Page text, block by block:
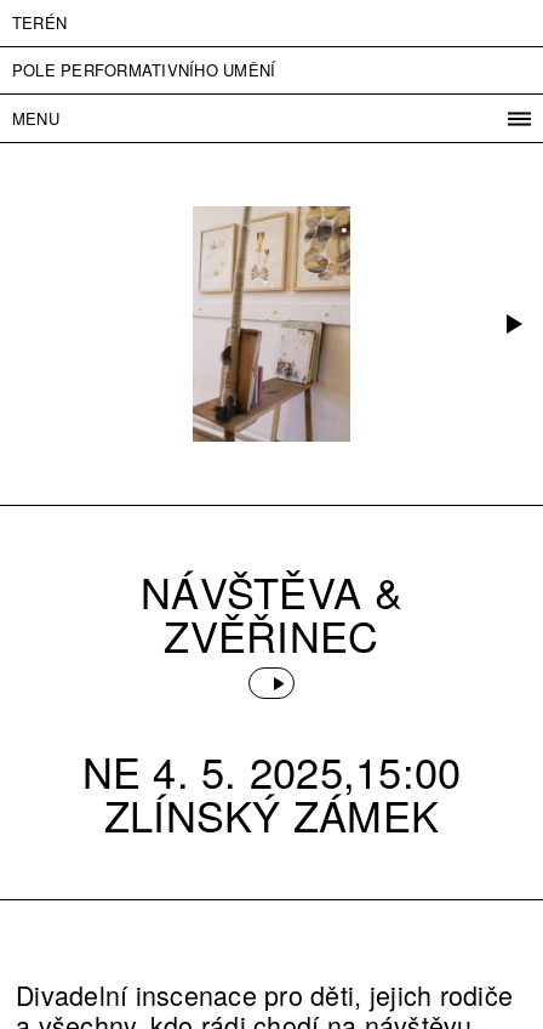
TERÉN
POLE PERFORMATIVNÍHO UMĚNÍ
MENU
ENGLISH
NÁVŠTĚVA &
ZVĚŘINEC
NE 4. 5. 2025,15:00
ZLÍNSKÝ ZÁMEK
Divadelní inscenace pro děti, jejich rodiče